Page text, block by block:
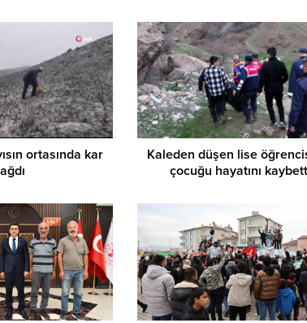
ortasında kar
Kaleden düşen lise
çocuğu hayatını